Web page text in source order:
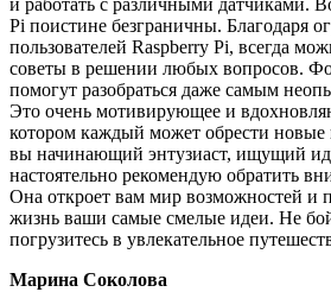
и работать с различными датчиками.
Pi поистине безграничны. Благодаря
пользователей Raspberry Pi, всегда
советы в решении любых вопросов.
помогут разобраться даже самым
Это очень мотивирующее и
котором каждый может обрести
вы начинающий энтузиаст, ищущий
настоятельно рекомендую обратить
Она откроет вам мир возможностей и
жизнь ваши самые смелые идеи. Не
погрузитесь в увлекательное
Марина Соколова